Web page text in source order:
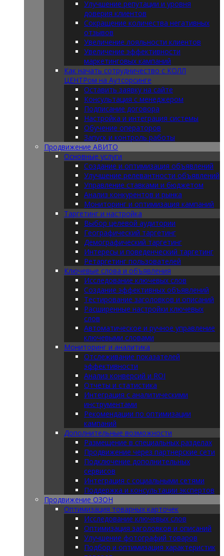
Улучшение репутации и уровня
доверия клиентов
Сокращение количества негативных
отзывов
Увеличение лояльности клиентов
Увеличение эффективности
маркетинговых кампаний
Как начать сотрудничество с КОЛЛ
ЦЕНТРом на Аутсорсинге
Оставить заявку на сайте
Консультация с менеджером
Подписание договора
Настройка и интеграция системы
Обучение операторов
Запуск и контроль работы
Продвижение АВИТО
Основные услуги
Создание и оптимизация объявлений
Улучшение релевантности объявлений
Управление ставками и бюджетом
Анализ конкурентов и рынка
Мониторинг и оптимизация кампаний
Таргетинг и настройка
Выбор целевой аудитории
Географический таргетинг
Демографический таргетинг
Интересы и поведенческий таргетинг
Ретаргетинг пользователей
Ключевые слова и объявления
Исследование ключевых слов
Создание эффективных объявлений
Тестирование заголовков и описаний
Расширенные настройки ключевых
слов
Автоматическое и ручное управление
ключевыми словами
Мониторинг и аналитика
Отслеживание показателей
эффективности
Анализ конверсий и ROI
Отчеты и статистика
Интеграция с аналитическими
инструментами
Рекомендации по оптимизации
кампаний
Дополнительные возможности
Размещение в специальных разделах
Продвижение через партнерские сети
Подключение дополнительных
сервисов
Интеграция с социальными сетями
Поддержка и консультации экспертов
Продвижение ОЗОН
Оптимизация товарных карточек
Исследование ключевых слов
Оптимизация заголовков и описаний
Улучшение фотографий товаров
Подбор и оптимизация характеристик